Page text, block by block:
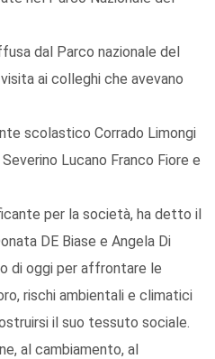
dal Parco nazionale del
ai colleghi che avevano
scolastico Corrado Limongi
Lucano Franco Fiore e
per la società, ha detto il
DE Biase e Angela Di
di oggi per affrontare le
rischi ambientali e climatici
il suo tessuto sociale.
al cambiamento, al